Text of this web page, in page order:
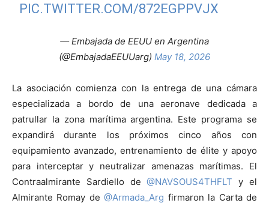
PIC.TWITTER.COM/872EGPPVJX
— Embajada de EEUU en Argentina
(@EmbajadaEEUUarg) May 18, 2026
La asociación comienza con la entrega de una cámara
especializada a bordo de una aeronave dedicada a
patrullar la zona marítima argentina. Este programa se
expandirá durante los próximos cinco años con
equipamiento avanzado, entrenamiento de élite y apoyo
para interceptar y neutralizar amenazas marítimas. El
Contraalmirante Sardiello de@NAVSOUS4THFLT y el
Almirante Romay de@Armada_Arg firmaron la Carta de